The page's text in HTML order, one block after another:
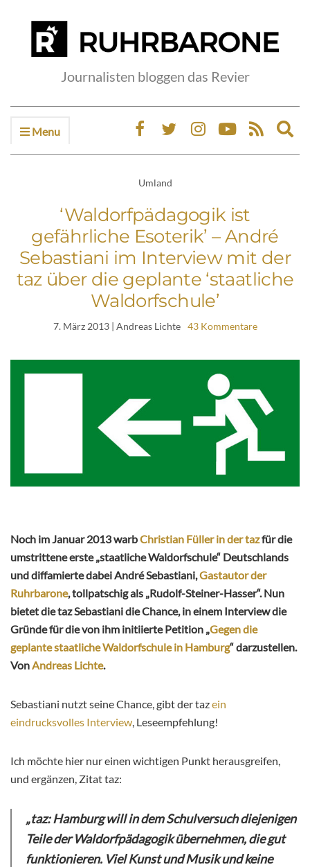
Journalisten bloggen das Revier
Menu
Umland
‘Waldorfpädagogik ist
gefährliche Esoterik’ – André
Sebastiani im Interview mit der
taz über die geplante ‘staatliche
Waldorfschule’
7. März 2013| Andreas Lichte 43 Kommentare
Noch im Januar 2013 warbChristian Füller in der tazfür die
umstrittene erste „staatliche Waldorfschule“ Deutschlands
und diffamierte dabei André Sebastiani,Gastautor der
Ruhrbarone, tollpatschig als „Rudolf-Steiner-Hasser“. Nun
bietet die taz Sebastiani die Chance, in einem Interview die
Gründe für die von ihm initiierte Petition „Gegen die
geplante staatliche Waldorfschule in Hamburg“ darzustellen.
Von Andreas Lichte.
Sebastiani nutzt seine Chance, gibt der tazein
eindrucksvolles Interview , Leseempfehlung!
Ich möchte hier nur einen wichtigen Punkt herausgreifen,
und ergänzen, Zitat taz:
„taz: Hamburg will in dem Schulversuch diejenigen
Teile der Waldorfpädagogik übernehmen, die gut
funktionieren. Viel Kunst und Musik und keine